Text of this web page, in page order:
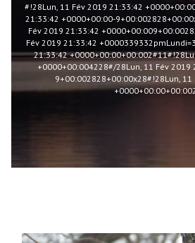
#!28Lun, 11 Fév 2019 21:33:42
21:33:42 +0000+00:00-
Fév 2019 21:33:42
Fév 2019 21:33:42
21:33:42
+0000+00:004228#/28Lun, 11 Fév 2019
9+00:002828+00:00x28#!28Lun, 11